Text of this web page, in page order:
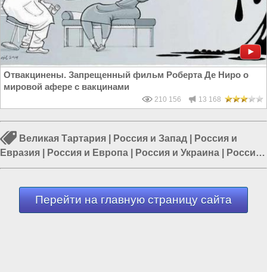
Отвакцинены. Запрещенный фильм Роберта Де Ниро о
мировой афере с вакцинами
210 156 13 168
Великая Тартария Россия и Запад
Россия и
Евразия
Россия и Европа Россия и Украина
Россия
и ЕС|Европа и Украина
Перейти на главную страницу сайта